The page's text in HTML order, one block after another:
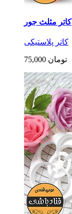
کاتر مثلث جور
کاتر پلاستیکی
75,000 تومان